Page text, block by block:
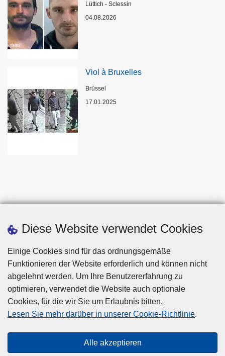
Diese Website verwendet Cookies
Einige Cookies sind für das ordnungsgemäße
Funktionieren der Website erforderlich und können nicht
abgelehnt werden. Um Ihre Benutzererfahrung zu
optimieren, verwendet die Website auch optionale
Cookies, für die wir Sie um Erlaubnis bitten.
Lesen Sie mehr darüber in unserer Cookie-Richtlinie.
Alle akzeptieren
Standort
Lüttich - Sclessin
04.08.2026
Viol à Bruxelles
Standort
Brüssel
17.01.2025
Disclaimer
Privacy
Cookies
Barrierefreiheit